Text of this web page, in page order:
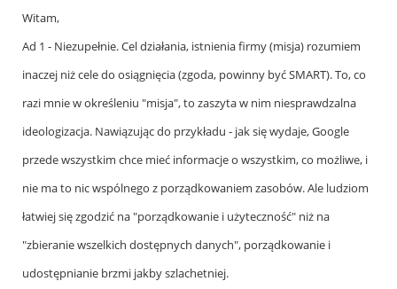
In
reply
to
by
Andrzej
Sobczak
Witam,
Ad 1 - Niezupełnie. Cel działania, istnienia firmy (misja) rozumiem
inaczej niż cele do osiągnięcia (zgoda, powinny być SMART). To, co
razi mnie w określeniu "misja", to zaszyta w nim niesprawdzalna
ideologizacja. Nawiązując do przykładu - jak się wydaje, Google
przede wszystkim chce mieć informacje o wszystkim, co możliwe, i
nie ma to nic wspólnego z porządkowaniem zasobów. Ale ludziom
łatwiej się zgodzić na "porządkowanie i użyteczność" niż na
"zbieranie wszelkich dostępnych danych", porządkowanie i
udostępnianie brzmi jakby szlachetniej.